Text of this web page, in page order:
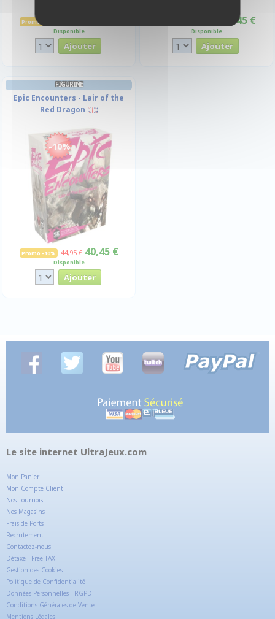
Promo -10%
Disponible
40,45 €
Disponible
FIGURINE
Epic Encounters - Lair of the
Red Dragon
-10%
Promo -10% 44,95 € 40,45 €
Disponible
Le site internet UltraJeux.com
Mon Panier
Mon Compte Client
Nos Tournois
Nos Magasins
Frais de Ports
Recrutement
Contactez-nous
Détaxe - Free TAX
Gestion des Cookies
Politique de Confidentialité
Données Personnelles - RGPD
Conditions Générales de Vente
Mentions Légales